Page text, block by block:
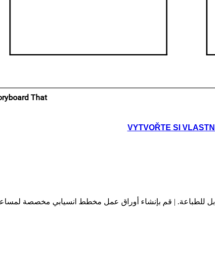
VYTVOŘTE SI VLASTNÍ
خطوات مختلفة. أبيض وأسود وقابل للطباعة. | قم بإنشاء أوراق عمل مخطط انسيابي